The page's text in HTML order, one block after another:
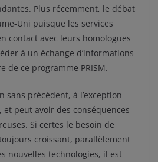
Plus récemment, le débat
Uni puisque les services
contact avec leurs homologues
à un échange d’informations
de ce programme PRISM.
sans précédent, à l’exception
peut avoir des conséquences
Si certes le besoin de
croissant, parallèlement
nouvelles technologies, il est